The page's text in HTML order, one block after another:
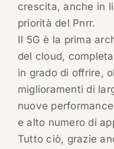
crescita, anche in
priorità del Pnrr.
Il 5G è la prima
del cloud,
in grado di offrire,
miglioramenti di
nuove
e alto numero di
Tutto ciò, grazie